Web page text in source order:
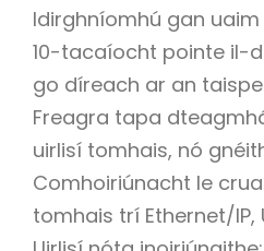
Idirghníomhú gan
10-tacaíocht pointe il-
go díreach ar an
Freagra tapa
uirlisí tomhais, nó
Comhoiriúnacht le
tomhais trí Ethernet/IP,